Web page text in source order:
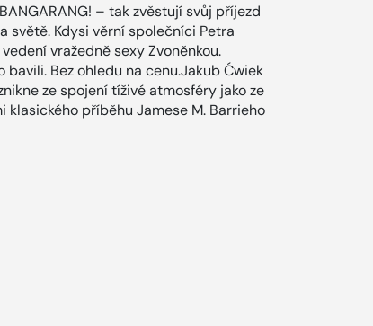
– tak zvěstují svůj příjezd
světě. Kdysi věrní společníci Petra
vražedně sexy Zvoněnkou.
Bez ohledu na cenu.Jakub Ćwiek
ze spojení tíživé atmosféry jako ze
klasického příběhu Jamese M. Barrieho